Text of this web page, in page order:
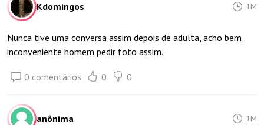
Kdomingos 1M
Nunca tive uma conversa assim depois de adulta, acho bem
inconveniente homem pedir foto assim.
0 comentários 0 0
anônima 1M